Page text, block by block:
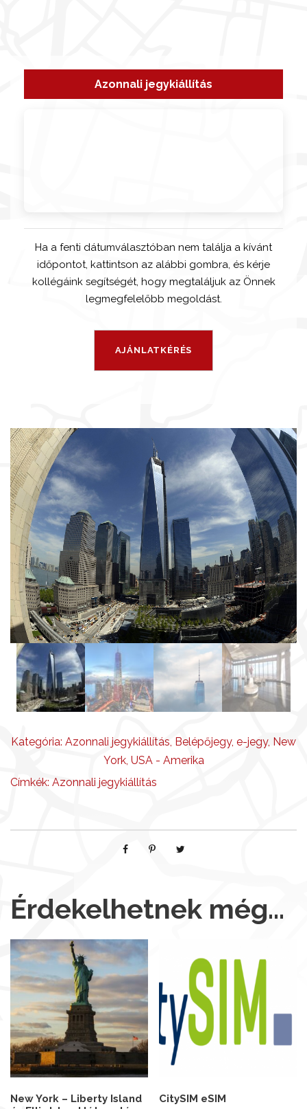
Azonnali jegykiállítás
Ha a fenti dátumválasztóban nem találja a kívánt
időpontot, kattintson az alábbi gombra, és kérje
kollégáink segítségét, hogy megtaláljuk az Önnek
legmegfelelőbb megoldást.
Kategória: Azonnali jegykiállítás, Belépőjegy, e-jegy, New
York, USA - Amerika
Címkék: Azonnali jegykiállítás
Érdekelhetnek még…
New York – Liberty Island
CitySIM eSIM